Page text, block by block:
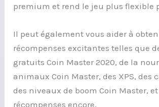
premium et rend le jeu plus flexible
Il peut également vous aider à
récompenses excitantes telles que
gratuits Coin Master 2020, de la
animaux Coin Master, des XPS, des
des niveaux de boom Coin Master,
récompenses encore.